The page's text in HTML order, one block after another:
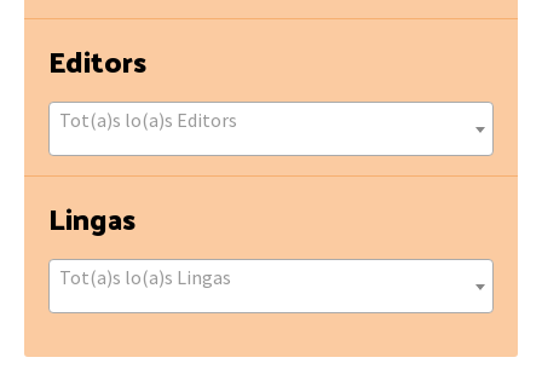
Editors
Tot(a)s lo(a)s Editors
Lingas
Tot(a)s lo(a)s Lingas